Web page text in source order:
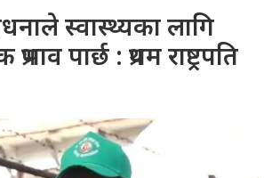
स्वास्थ्यका लागि
पार्छ : प्रथम राष्ट्रपति